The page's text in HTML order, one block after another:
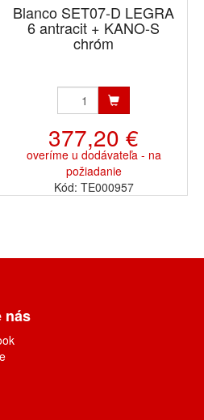
Blanco SET07-D LEGRA
6 antracit + KANO-S
chróm
377,20 €
overíme u dodávateľa - na
požiadanie
Kód: TE000957
nás